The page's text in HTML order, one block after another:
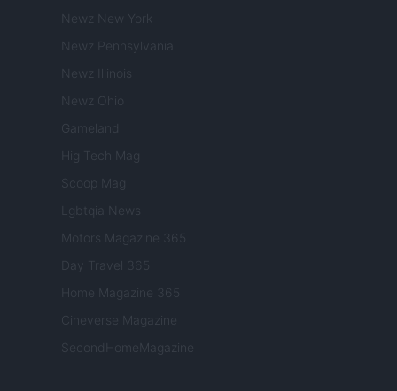
Newz New York
Newz Pennsylvania
Newz Illinois
Newz Ohio
Gameland
Hig Tech Mag
Scoop Mag
Lgbtqia News
Motors Magazine 365
Day Travel 365
Home Magazine 365
Cineverse Magazine
SecondHomeMagazine